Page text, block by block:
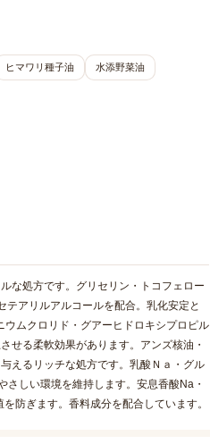
ヒマワリ種子油 水添野菜油
な処方です。グリセリン・トコフェロー
アリルアルコールを配合。乳化安定と
ムクロリド・グアーヒドロキシプロピル
せる柔軟効果があります。アンズ核油・
えるリッチな処方です。乳酸Ｎａ・グル
しい環境を維持します。安息香酸Na・
防ぎます。香料成分を配合しています。